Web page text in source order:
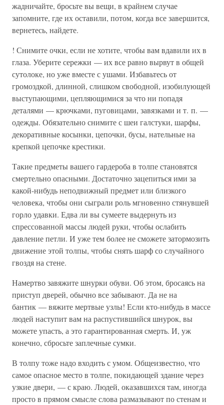
жадничайте, бросьте вы вещи, в крайнем случае
запомните, где их оставили, потом, когда все завершится,
вернетесь, найдете.
! Снимите очки, если не хотите, чтобы вам вдавили их в
глаза. Уберите сережки — их все равно вырвут в общей
сутолоке, но уже вместе с ушами. Избавьтесь от
громоздкой, длинной, слишком свободной, изобилующей
выступающими, цепляющимися за что ни попадя
деталями — крючками, пуговицами, завязками и т. п. —
одежды. Обязательно снимите с шеи галстуки, шарфы,
декоративные косынки, цепочки, бусы, нательные на
крепкой цепочке крестики.
Такие предметы вашего гардероба в толпе становятся
смертельно опасными. Достаточно зацепиться ими за
какой-нибудь неподвижный предмет или близкого
человека, чтобы они сыграли роль мгновенно стянувшей
горло удавки. Едва ли вы сумеете выдернуть из
спрессованной массы людей руки, чтобы ослабить
давление петли. И уже тем более не сможете затормозить
движение этой толпы, чтобы снять шарф со случайного
гвоздя на стене.
Намертво завяжите шнурки обуви. Об этом, бросаясь на
приступ дверей, обычно все забывают. Да не на
бантик — вяжите мертвые узлы! Если кто-нибудь в массе
людей наступит вам на распустившийся шнурок, вы
можете упасть, а это гарантированная смерть. И, уж
конечно, сбросьте заплечные сумки.
В толпу тоже надо входить с умом. Общеизвестно, что
самое опасное место в толпе, покидающей здание через
узкие двери, — с краю. Людей, оказавшихся там, иногда
просто в прямом смысле слова размазывают по стенам и